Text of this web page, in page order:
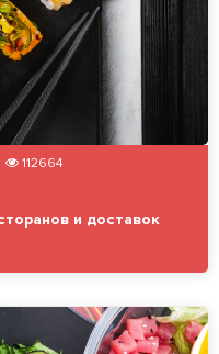
112664
и доставок